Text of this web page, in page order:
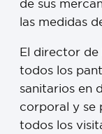
de sus
las medidas
El director
todos los
sanitarios en
corporal y se
todos los